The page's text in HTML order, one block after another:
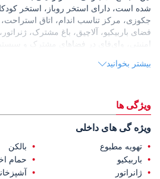
شده است، دارای استخر روباز، استخر
جکوزی، مرکز تناسب اندام، اتاق استراحت،
فضای باربیکیو، آلاچیق، باغ مشترک،
امنیتی، وای‌فای در فضاهای مشترک و
این منطقه که در مرکز آلانیا، آنتالیا
اینآپارتمان‌های فروشی در آلانیا، ترکیه
داروخانه‌ها، کلینیک‌های بهداشتی، مدارس،
مرکز خرید آلانیوم؛ و ۴۰ کیلومتر تا فرودگاه قاضی پاشا.
بیشتر بخوانید
ویژگی ها
ویژه گی های داخلی
تهویه مطبوع
بالکن
باربیکیو
حمام
ژانراتور